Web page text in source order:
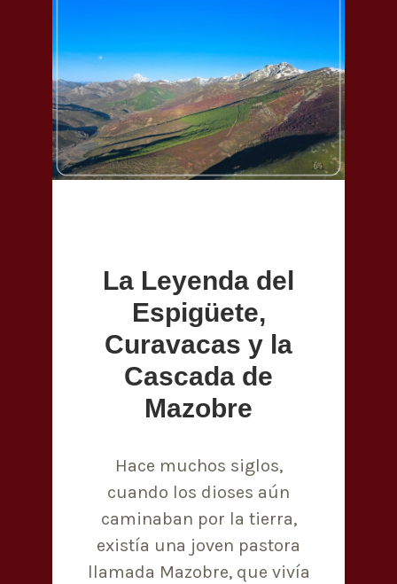
La Leyenda del
Espigüete,
Curavacas y la
Cascada de
Mazobre
Hace muchos siglos,
cuando los dioses aún
caminaban por la tierra,
existía una joven pastora
llamada Mazobre, que vivía